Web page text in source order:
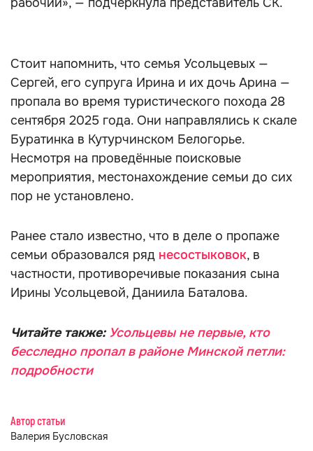
Стоит напомнить, что семья Усольцевых —
Сергей, его супруга Ирина и их дочь Арина —
пропала во время туристического похода 28
сентября 2025 года. Они направлялись к скале
Буратинка в Кутурчинском Белогорье.
Несмотря на проведённые поисковые
мероприятия, местонахождение семьи до сих
пор не установлено.
Ранее стало известно, что в деле о пропаже
семьи образовался ряд несостыковок, в
частности, противоречивые показания сына
Ирины Усольцевой, Даниила Баталова.
Читайте также: Усольцевы не первые, кто
бесследно пропал в районе Минской петли:
подробности
Автор статьи
Валерия Бусловская